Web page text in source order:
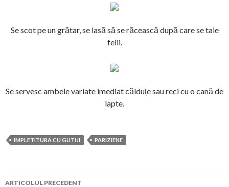
Se scot pe un grătar, se lasă să se răcească după care se taie
felii.
Se servesc ambele variate imediat călduțe sau reci cu o cană de
lapte.
IMPLETITURA CU GUTUI PARIZIENE
Navigare
ARTICOLUL PRECEDENT